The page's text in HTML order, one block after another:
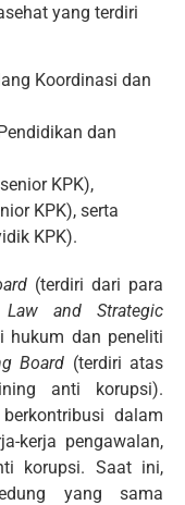
yang terdiri
Koordinasi dan
dan
KPK),
KPK), serta
KPK).
(terdiri dari para
Law and Strategic
hukum dan peneliti
Board (terdiri atas
anti korupsi).
dalam
kerja pengawalan,
korupsi. Saat ini,
yang sama